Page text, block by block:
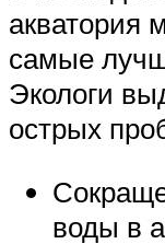
акватория
самые
Экологи
острых
воды в